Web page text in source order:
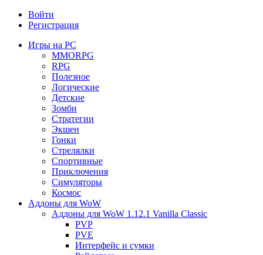
Войти
Регистрация
Игры на PC
MMORPG
RPG
Полезное
Логические
Детские
Зомби
Стратегии
Экшен
Гонки
Стрелялки
Спортивные
Приключения
Симуляторы
Космос
Аддоны для WoW
Аддоны для WoW 1.12.1 Vanilla Classic
PVP
PVE
Интерфейс и сумки